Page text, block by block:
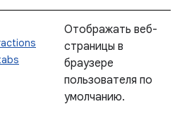
Отображать веб-
страницы в
браузере
пользователя по
умолчанию.